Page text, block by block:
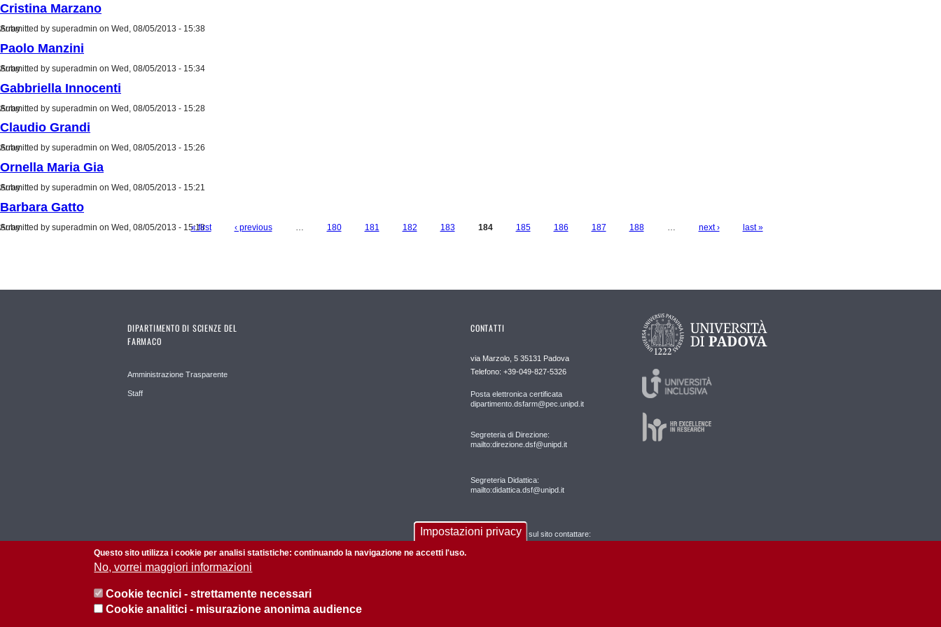
Cristina Marzano
Submitted by superadmin on Wed, 08/05/2013 - 15:38
Array
Paolo Manzini
Submitted by superadmin on Wed, 08/05/2013 - 15:34
Array
Gabbriella Innocenti
Submitted by superadmin on Wed, 08/05/2013 - 15:28
Array
Claudio Grandi
Submitted by superadmin on Wed, 08/05/2013 - 15:26
Array
Ornella Maria Gia
Submitted by superadmin on Wed, 08/05/2013 - 15:21
Array
Barbara Gatto
Submitted by superadmin on Wed, 08/05/2013 - 15:18
Array « first ‹ previous … 180 181 182 183 184 185 186 187 188 … next › last »
DIPARTIMENTO DI SCIENZE DEL
FARMACO
Amministrazione Trasparente
Staff
CONTATTI
via Marzolo, 5 35131 Padova
Telefono: +39-049-827-5326
Posta elettronica certificata
dipartimento.dsfarm@pec.unipd.it
Segreteria di Direzione:
mailto:direzione.dsf@unipd.it
Segreteria Didattica:
mailto:didattica.dsf@unipd.it
Per segnalazioni sul sito contattare:
Impostazioni privacy
Questo sito utilizza i cookie per analisi statistiche: continuando la navigazione ne accetti l'uso.
No, vorrei maggiori informazioni
Cookie tecnici - strettamente necessari
Cookie analitici - misurazione anonima audience